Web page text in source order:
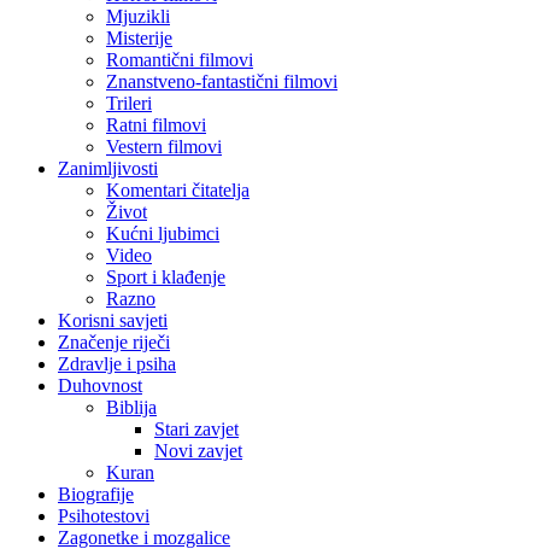
Mjuzikli
Misterije
Romantični filmovi
Znanstveno-fantastični filmovi
Trileri
Ratni filmovi
Vestern filmovi
Zanimljivosti
Komentari čitatelja
Život
Kućni ljubimci
Video
Sport i klađenje
Razno
Korisni savjeti
Značenje riječi
Zdravlje i psiha
Duhovnost
Biblija
Stari zavjet
Novi zavjet
Kuran
Biografije
Psihotestovi
Zagonetke i mozgalice